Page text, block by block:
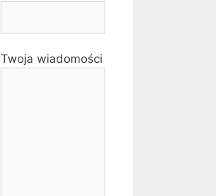
Twoja wiadomości